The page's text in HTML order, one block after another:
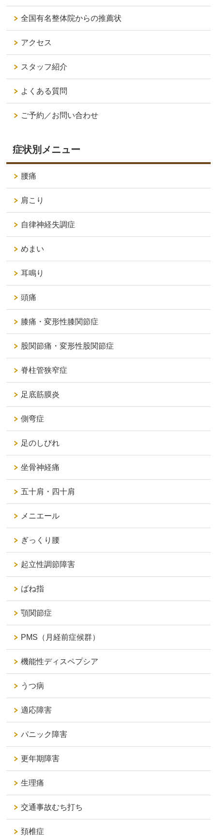
全国有名整体院からの推薦状
アクセス
スタッフ紹介
よくある質問
ご予約／お問い合わせ
症状別メニュー
腰痛
肩こり
自律神経失調症
めまい
耳鳴り
頭痛
膝痛・変形性膝関節症
股関節痛・変形性股関節症
脊柱管狭窄症
足底筋膜炎
側弯症
足のしびれ
坐骨神経痛
五十肩・四十肩
メニエール
ぎっくり腰
起立性調節障害
ばね指
顎関節症
PMS（月経前症候群）
機能性ディスペプシア
うつ病
適応障害
パニック障害
更年期障害
生理痛
交通事故むち打ち
頚椎症